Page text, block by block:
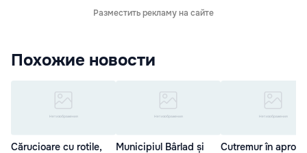
Разместить рекламу на сайте
Похожие новости
Cărucioare cu rotile, Municipiul Bârlad și Cutremur în